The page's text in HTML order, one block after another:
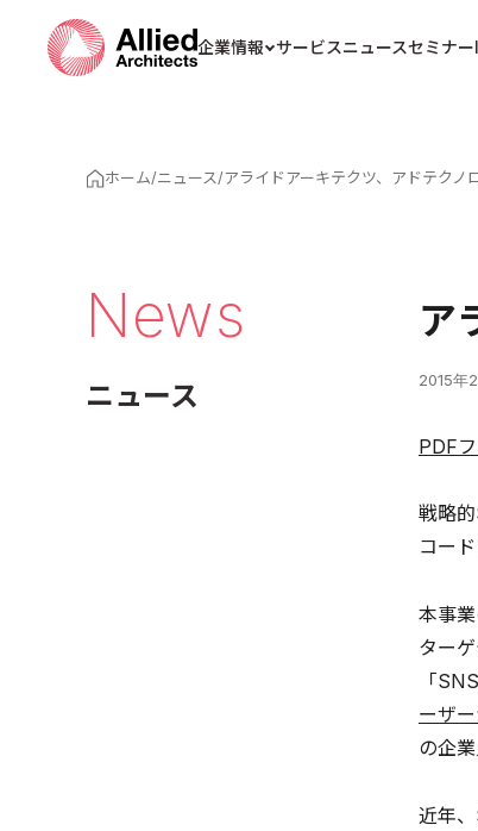
企業情報 サービスニュースセミナー
ホーム/ニュース/アライドアーキテクツ、アドテクノ
News
ニュース
ア
2015年
PDF
戦略
コー
本事
ター
「
ーザ
の企
近年